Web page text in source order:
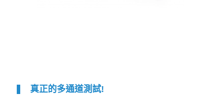
真正的多通道測試!